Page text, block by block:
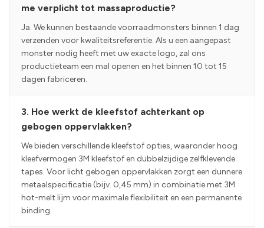
me verplicht tot massaproductie?
Ja. We kunnen bestaande voorraadmonsters binnen 1 dag
verzenden voor kwaliteitsreferentie. Als u een aangepast
monster nodig heeft met uw exacte logo, zal ons
productieteam een mal openen en het binnen 10 tot 15
dagen fabriceren.
3. Hoe werkt de kleefstof achterkant op
gebogen oppervlakken?
We bieden verschillende kleefstof opties, waaronder hoog
kleefvermogen 3M kleefstof en dubbelzijdige zelfklevende
tapes. Voor licht gebogen oppervlakken zorgt een dunnere
metaalspecificatie (bijv. 0,45 mm) in combinatie met 3M
hot-melt lijm voor maximale flexibiliteit en een permanente
binding.